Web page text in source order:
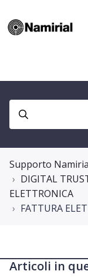
Supporto
DIGITAL
ELETTRONICA
FATTURA
Articoli in